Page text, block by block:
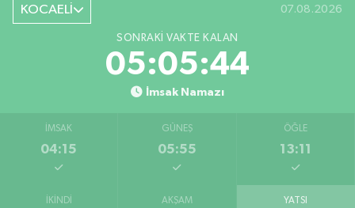
KOCAELİ 07.08.2026
SONRAKI VAKTE KALAN
05:05:44
İmsak Namazı
İMSAK
04:15
GÜNEŞ
05:55
ÖĞLE
13:11
İKINDI AKŞAM YATSI